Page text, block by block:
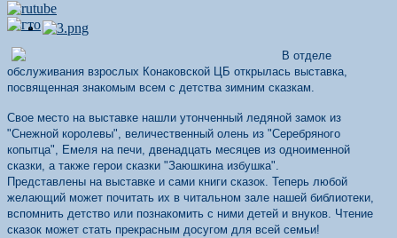
В отделе
обслуживания взрослых Конаковской ЦБ открылась выставка,
посвященная знакомым всем с детства зимним сказкам.
Свое место на выставке нашли утонченный ледяной замок из
"Снежной королевы", величественный олень из "Серебряного
копытца", Емеля на печи, двенадцать месяцев из одноименной
сказки, а также герои сказки "Заюшкина избушка".
Представлены на выставке и сами книги сказок. Теперь любой
желающий может почитать их в читальном зале нашей библиотеки,
вспомнить детство или познакомить с ними детей и внуков. Чтение
сказок может стать прекрасным досугом для всей семьи!